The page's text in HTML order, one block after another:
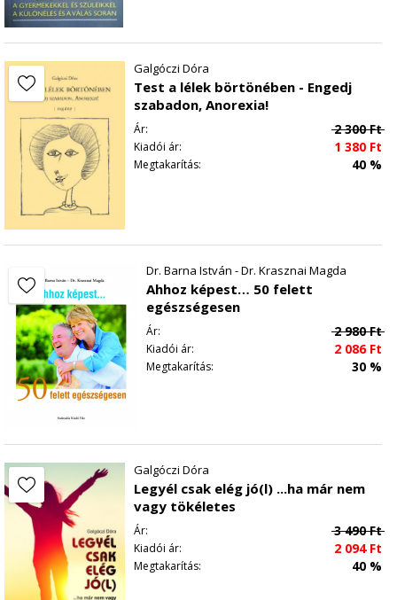
Galgóczi Dóra
Test a lélek börtönében - Engedj
szabadon, Anorexia!
Ár: 2 300Ft
Kiadói ár: 1 380 Ft
Megtakarítás: 40 %
Dr. Barna István - Dr. Krasznai Magda
Ahhoz képest… 50 felett
egészségesen
Ár: 2 980Ft
Kiadói ár: 2 086Ft
Megtakarítás: 30 %
Galgóczi Dóra
Legyél csak elég jó(l) ...ha már nem
vagy tökéletes
Ár: 3 490Ft
Kiadói ár: 2 094Ft
Megtakarítás: 40 %